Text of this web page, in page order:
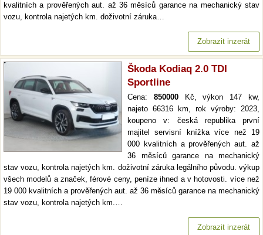
kvalitních a prověřených aut. až 36 měsíců garance na mechanický stav
vozu, kontrola najetých km. doživotní záruka…
Zobrazit inzerát
Škoda Kodiaq 2.0 TDI
Sportline
Cena: 850000Kč, výkon 147 kw,
najeto 66316 km, rok výroby: 2023,
koupeno v: česká republika první
majitel servisní knížka více než 19
000 kvalitních a prověřených aut. až
36 měsíců garance na mechanický
stav vozu, kontrola najetých km. doživotní záruka legálního původu. výkup
všech modelů a značek, férové ceny, peníze ihned a v hotovosti. více než
19 000 kvalitních a prověřených aut. až 36 měsíců garance na mechanický
stav vozu, kontrola najetých km.…
Zobrazit inzerát